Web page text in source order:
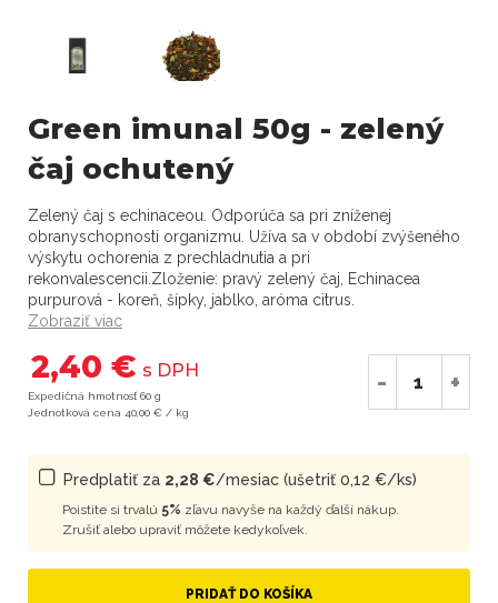
Green imunal 50g - zelený
čaj ochutený
Zelený čaj s echinaceou. Odporúča sa pri zníženej
obranyschopnosti organizmu. Užíva sa v období zvýšeného
výskytu ochorenia z prechladnutia a pri
rekonvalescencii.Zloženie: pravý zelený čaj, Echinacea
purpurová - koreň, šípky, jablko, aróma citrus.
Zobraziť viac
2,40 € s DPH
Expedičná hmotnosť 60 g
Jednotková cena 40,00 € / kg
- +
Predplatiť za 2,28 €/mesiac (ušetriť 0,12 €/ks)
Poistite si trvalú 5% zľavu navyše na každý ďalší nákup.
Zrušiť alebo upraviť môžete kedykoľvek.
PRIDAŤ DO KOŠÍKA